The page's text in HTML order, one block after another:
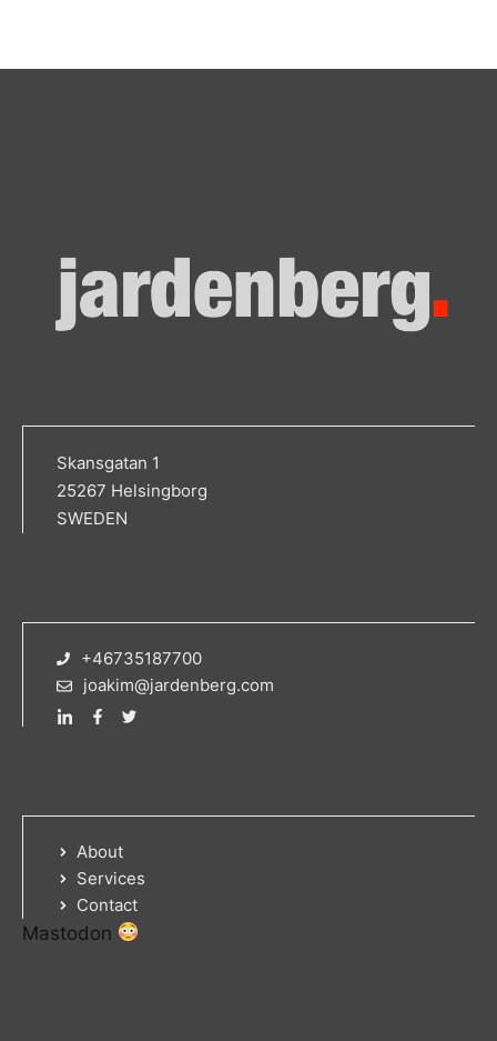
Skansgatan 1
25267 Helsingborg
SWEDEN
+46735187700
joakim@jardenberg.com
About
Services
Contact
Mastodon